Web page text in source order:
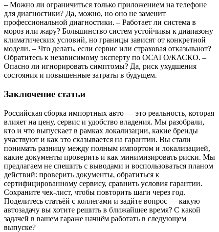
– Можно ли ограничиться только приложением на телефоне
для диагностики? Да, можно, но оно не заменит
профессиональной диагностики. – Работает ли система в
мороз или жару? Большинство систем устойчивы к диапазону
климатических условий, но границы зависят от конкретной
модели. – Что делать, если сервис или страховая отказывают?
Обратитесь к независимому эксперту по ОСАГО/КАСКО. –
Опасно ли игнорировать симптомы? Да, риск ухудшения
состояния и повышенные затраты в будущем.
Заключение статьи
Российская сборка импортных авто — это реальность, которая
влияет на цену, сервис и удобство владения. Мы разобрали,
кто и что выпускает в рамках локализации, какие бренды
участвуют и как это сказывается на гарантии. Вы стали
понимать разницу между полным импортом и локализацией,
какие документы проверить и как минимизировать риски. Мы
предлагаем не спешить с выводами и воспользоваться планом
действий: проверить документы, обратиться к
сертифицированному сервису, сравнить условия гарантии.
Сохраните чек-лист, чтобы повторить шаги через год.
Поделитесь статьёй с коллегами и задйте вопрос — какую
автозадачу вы хотите решить в ближайшее время? С какой
задачей в вашем гараже начнём работать в следующем
выпуске?